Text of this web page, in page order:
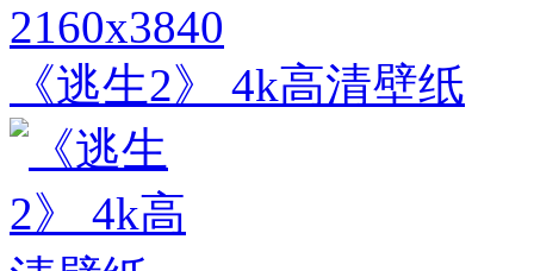
2160x3840
《逃生2》 4k高清壁纸